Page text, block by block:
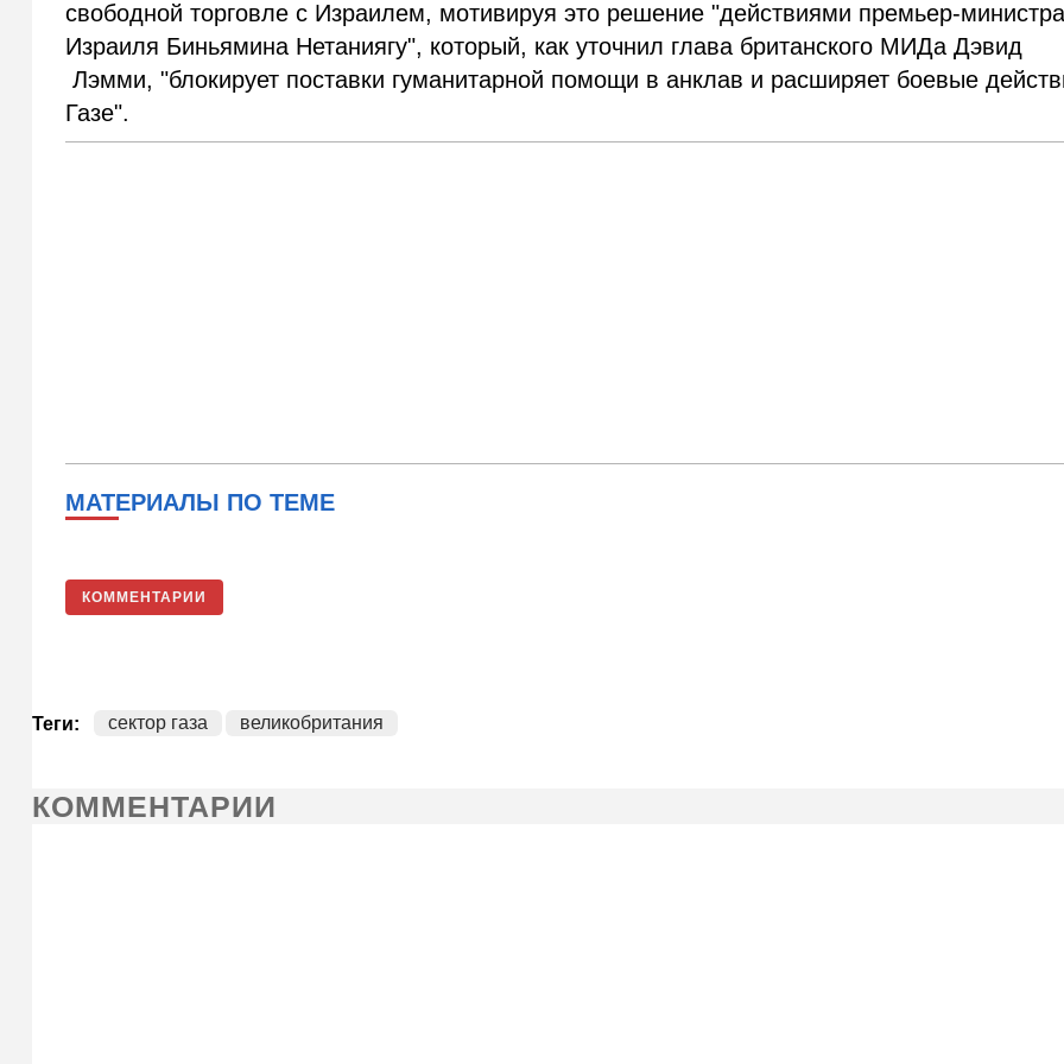
свободной торговле с Израилем, мотивируя это решение "действиями премьер-министра
Израиля Биньямина Нетаниягу", который, как уточнил глава британского МИДа Дэвид
Лэмми, "блокирует поставки гуманитарной помощи в анклав и расширяет боевые
Газе".
МАТЕРИАЛЫ ПО ТЕМЕ
КОММЕНТАРИИ
Теги: сектор газа великобритания
КОММЕНТАРИИ